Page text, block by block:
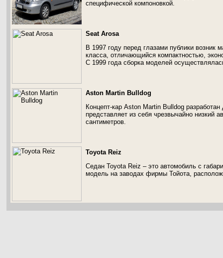
специфической компоновкой.
Seat Arosa
В 1997 году перед глазами публики возник
класса, отличающийся компактностью,
С 1999 года сборка моделей
Aston Martin Bulldog
Концепт-кар Aston Martin Bulldog
представляет из себя чрезвычайно низкий
сантиметров.
Toyota Reiz
Седан Toyota Reiz – это автомобиль с
модель на заводах фирмы Тойота,